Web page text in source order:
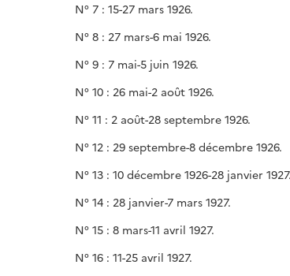
N° 7 : 15-27 mars 1926.
N° 8 : 27 mars-6 mai 1926.
N° 9 : 7 mai-5 juin 1926.
N° 10 : 26 mai-2 août 1926.
N° 11 : 2 août-28 septembre 1926.
N° 12 : 29 septembre-8 décembre 1926.
N° 13 : 10 décembre 1926-28 janvier 1927.
N° 14 : 28 janvier-7 mars 1927.
N° 15 : 8 mars-11 avril 1927.
N° 16 : 11-25 avril 1927.